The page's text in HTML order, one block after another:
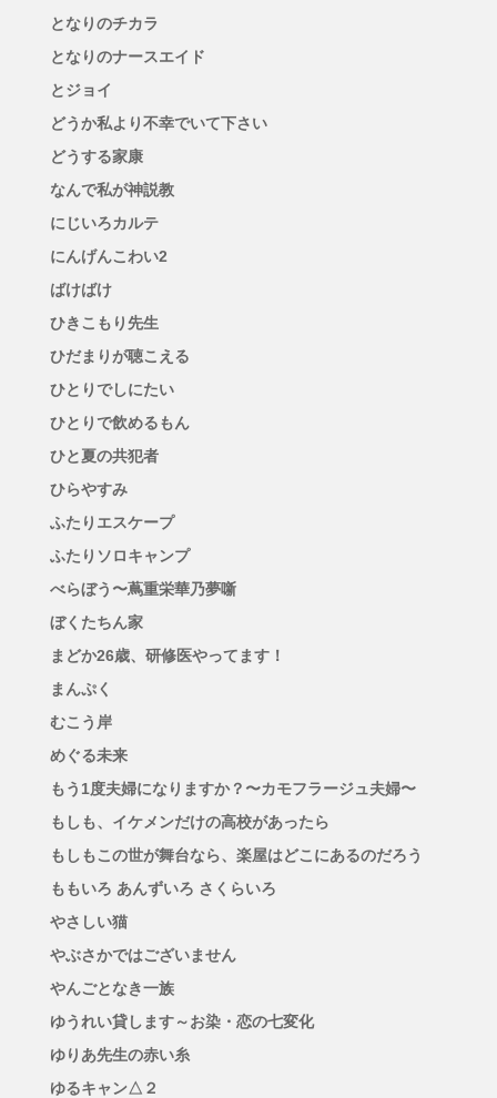
となりのチカラ
となりのナースエイド
とジョイ
どうか私より不幸でいて下さい
どうする家康
なんで私が神説教
にじいろカルテ
にんげんこわい2
ばけばけ
ひきこもり先生
ひだまりが聴こえる
ひとりでしにたい
ひとりで飲めるもん
ひと夏の共犯者
ひらやすみ
ふたりエスケープ
ふたりソロキャンプ
べらぼう〜蔦重栄華乃夢噺
ぼくたちん家
まどか26歳、研修医やってます！
まんぷく
むこう岸
めぐる未来
もう1度夫婦になりますか？〜カモフラージュ夫婦〜
もしも、イケメンだけの高校があったら
もしもこの世が舞台なら、楽屋はどこにあるのだろう
ももいろ あんずいろ さくらいろ
やさしい猫
やぶさかではございません
やんごとなき一族
ゆうれい貸します～お染・恋の七変化
ゆりあ先生の赤い糸
ゆるキャン△２